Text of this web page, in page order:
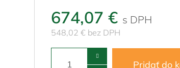
674,07 €
548,02 € bez DPH
Pridať do